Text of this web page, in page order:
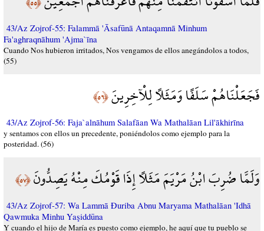
43/Az Zojrof-55: Falammā 'Āsafūnā Antaqamnā Minhum
Fa'aghraqnāhum 'Ajma`īna
Cuando Nos hubieron irritados, Nos vengamos de ellos anegándolos a todos,
(55)
فَجَعَلْنَاهُمْ سَلَفًا وَمَثَلًا لِلْآخِرِينَ﴿٥٦﴾
43/Az Zojrof-56: Faja`alnāhum Salafāan Wa Mathalāan Lil'ākhirīna
y sentamos con ellos un precedente, poniéndolos como ejemplo para la
posteridad. (56)
وَلَمَّا ضُرِبَ ابْنُ مَرْيَمَ مَثَلًا إِذَا قَوْمُكَ مِنْهُ يَصِدُّونَ﴿٥٧﴾
43/Az Zojrof-57: Wa Lammā Đuriba Abnu Maryama Mathalāan 'Idhā
Qawmuka Minhu Yaşiddūna
Y cuando el hijo de María es puesto como ejemplo, he aquí que tu pueblo se